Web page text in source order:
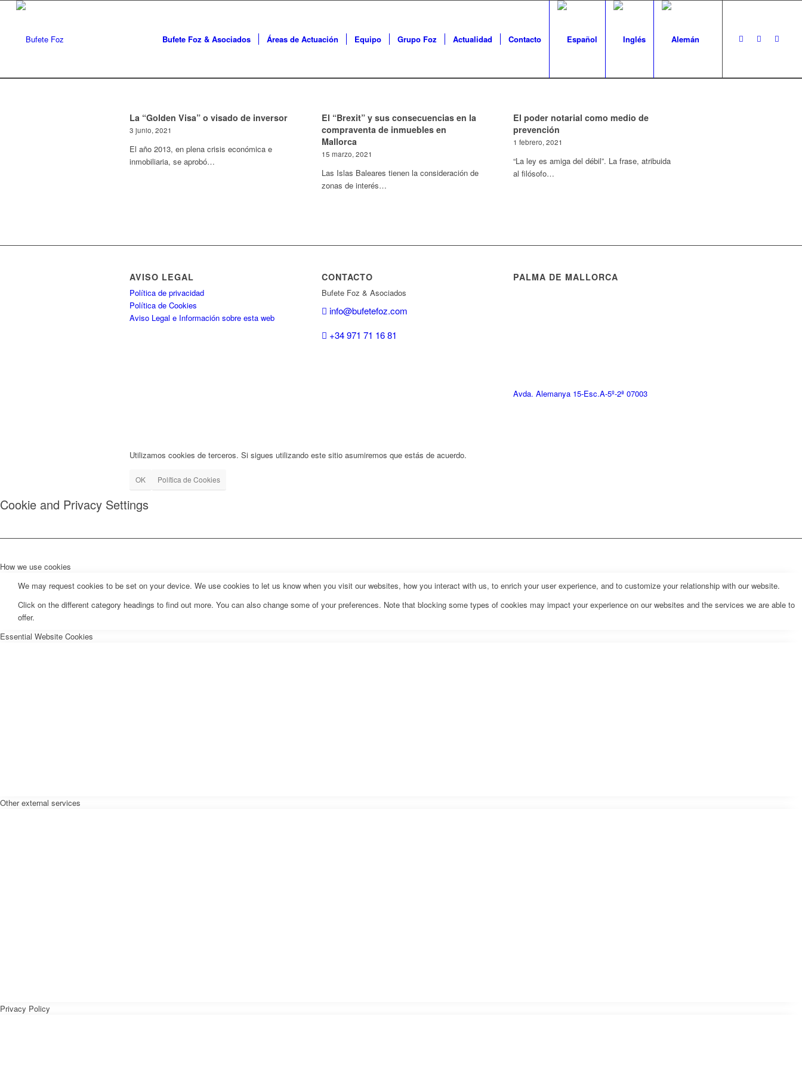
Bufete Foz & Asociados Áreas de Actuación Equipo Grupo Foz Actualidad Contacto
La “Golden Visa” o visado de inversor
3 junio, 2021
El año 2013, en plena crisis económica e
inmobiliaria, se aprobó…
El “Brexit” y sus consecuencias en la
compraventa de inmuebles en
Mallorca
15 marzo, 2021
Las Islas Baleares tienen la consideración de
zonas de interés…
El poder notarial como medio de
prevención
1 febrero, 2021
“La ley es amiga del débil”. La frase, atribuida
al filósofo…
AVISO LEGAL
Política de privacidad
Política de Cookies
Aviso Legal e Información sobre esta web
CONTACTO
Bufete Foz & Asociados
info@bufetefoz.com
+34 971 71 16 81
PALMA DE MALLORCA
Avda. Alemanya 15-Esc.A-5º-2ª 07003
Utilizamos cookies de terceros. Si sigues utilizando este sitio asumiremos que estás de acuerdo.
OK Política de Cookies
Cookie and Privacy Settings
How we use cookies
We may request cookies to be set on your device. We use cookies to let us know when you visit our websites, how you interact with us, to enrich your user experience, and to customize your relationship with our website.
Click on the different category headings to find out more. You can also change some of your preferences. Note that blocking some types of cookies may impact your experience on our websites and the services we are able to
offer.
Essential Website Cookies
Other external services
Privacy Policy